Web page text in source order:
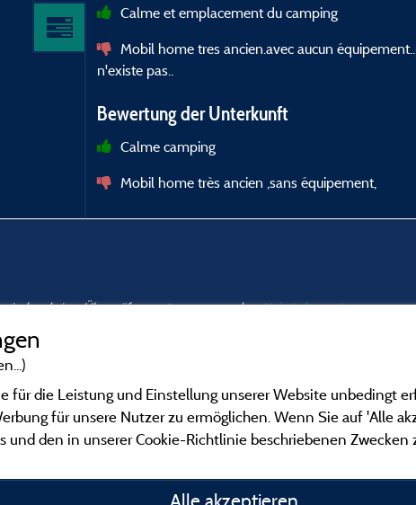
Calme et emplacement du camping
Mobil home tres ancien.avec aucun
n'existe pas..
Bewertung der Unterkunft
Calme camping
Mobil home très ancien ,sans équipement,
sind und einer Überprüfung unterzogen wurden.Mehr Informationen
Gesetzliche
für die Leistung und Einstellung unserer Website unbedingt
für unsere Nutzer zu ermöglichen. Wenn Sie auf 'Alle
und den in unserer Cookie-Richtlinie beschriebenen Zwecken